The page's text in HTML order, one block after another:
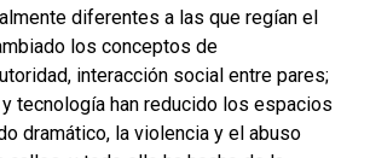
diferentes a las que regían el
los conceptos de
interacción social entre pares;
tecnología han reducido los espacios
dramático, la violencia y el abuso